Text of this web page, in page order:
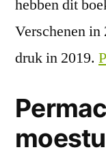
hebben dit
Verschenen in
druk in 2019.